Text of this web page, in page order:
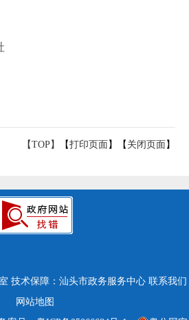
【TOP】 【打印页面 】【 关闭页面 】
技术保障：汕头市政务服务中心 联系我们
网站地图